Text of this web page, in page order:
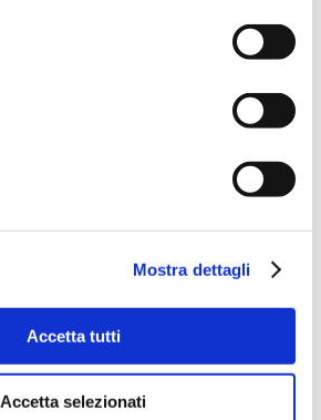
Mostra dettagli
Accetta tutti
Accetta selezionati